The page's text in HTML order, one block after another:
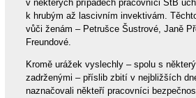
v některých případech pracovníci StB
k hrubým až lascivním invektivám.
vůči ženám – Petrušce Šustrové, Janě
Freundové.
Kromě urážek vyslechly – spolu s
zadrženými – příslib zbití v nejbližších
naznačovali někteří pracovníci